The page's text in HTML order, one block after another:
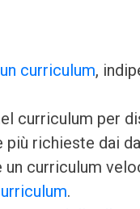
curriculum,
curriculum per
più richieste dai
un curriculum
.